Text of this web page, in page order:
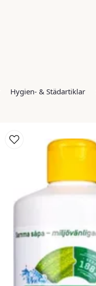
Hygien- & Städartiklar